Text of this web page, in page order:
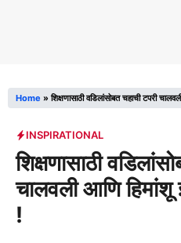
Home »शिक्षणासाठी वडिलांसोबत चहाची टपरी
INSPIRATIONAL
शिक्षणासाठी
चालवली आणि हिमांशू
!